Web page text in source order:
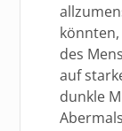
des
auf
dunkle